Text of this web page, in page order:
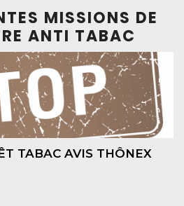
MISSIONS DE
ANTI TABAC
TABAC AVIS THÔNEX